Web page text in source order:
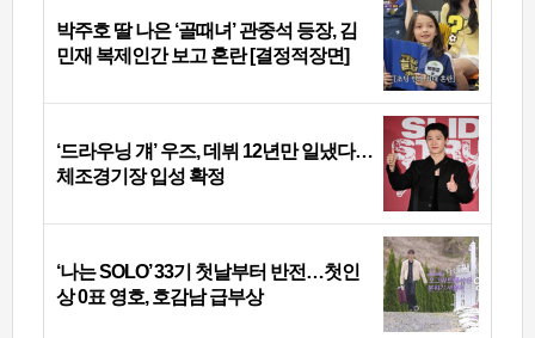
박주호 딸 나은 ‘골때녀’ 관중석 등장, 김
민재 복제인간 보고 혼란 [결정적장면]
‘드라우닝 걔’ 우즈, 데뷔 12년만 일냈다…
체조경기장 입성 확정
‘나는 SOLO’ 33기 첫날부터 반전…첫인
상 0표 영호, 호감남 급부상